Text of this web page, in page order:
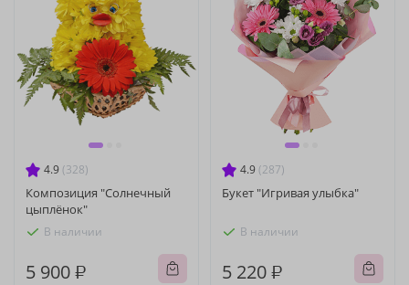
4.9 (328)
Композиция "Солнечный
цыплёнок"
В наличии
5 900 ₽
4.9 (287)
Букет "Игривая улыбка"
В наличии
5 220 ₽